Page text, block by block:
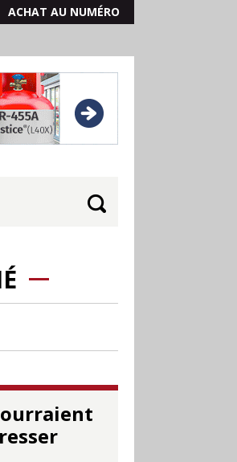
ACHAT AU NUMÉRO